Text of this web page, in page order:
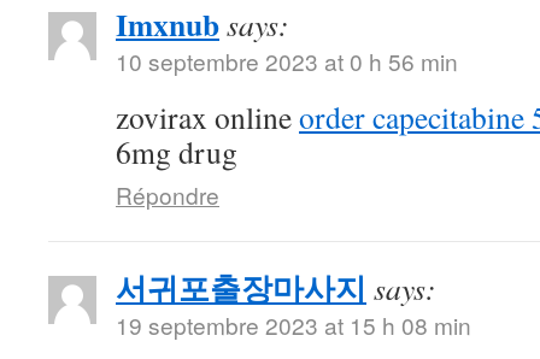
Imxnubsays:
10 septembre 2023 at 0 h 56 min
zovirax onlineorder capecitabine
6mg drug
Répondre
서귀포출장마사지 says:
19 septembre 2023 at 15 h 08 min